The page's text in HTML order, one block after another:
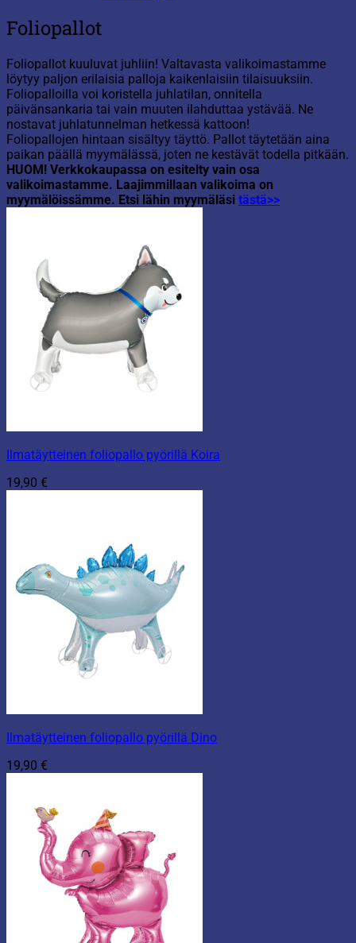
Foliopallot
Foliopallot kuuluvat juhliin! Valtavasta valikoimastamme
löytyy paljon erilaisia palloja kaikenlaisiin tilaisuuksiin.
Foliopalloilla voi koristella juhlatilan, onnitella
päivänsankaria tai vain muuten ilahduttaa ystävää. Ne
nostavat juhlatunnelman hetkessä kattoon!
Foliopallojen hintaan sisältyy täyttö. Pallot täytetään aina
paikan päällä myymälässä, joten ne kestävät todella pitkään.
HUOM! Verkkokaupassa on esitelty vain osa
valikoimastamme. Laajimmillaan valikoima on
myymälöissämme. Etsi lähin myymäläsi tästä>>
Ilmatäytteinen foliopallo pyörillä Koira
19,90 €
Ilmatäytteinen foliopallo pyörillä Dino
19,90 €